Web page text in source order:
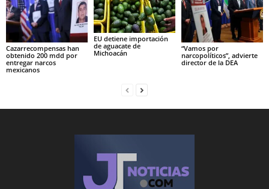
Cazarrecompensas han
obtenido 200 mdd por
entregar narcos
mexicanos
EU detiene importación
de aguacate de
Michoacán
“Vamos por
narcopolíticos”, advierte
director de la DEA